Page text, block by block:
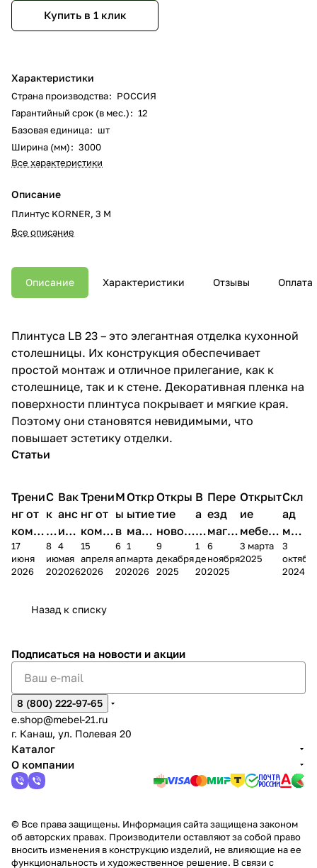
Купить в 1 клик
Характеристики
Страна производства: РОССИЯ
Гарантийный срок (в мес.): 12
Базовая единица: шт
Ширина (мм): 3000
Все характеристики
Описание
Плинтус KORNER, 3 М
Все описание
Описание Характеристики Отзывы Оплата
Плинтуса LB 23 – это элегантная отделка кухонной
столешницы. Их конструкция обеспечивает
простой монтаж и отличное прилегание, как к
столешнице, так и к стене. Декоративная пленка на
поверхности плинтуса покрывает и мягкие края.
Поэтому они становятся невидимыми, что
повышает эстетику отделки.
Статьи
Трени
нг от
комп
ании
Мело
17
июня
2026
С
к
и
д
к
2
8
июня
2026
Вак
анс
ия в
Чеб
окс
4
мая
2026
Трени
нг от
комп
ании
Мело
15
апреля
2026
М
ы
в
М
А
6
апреля
2026
Откр
ытие
мага
зина
в
1
марта
2026
Откры
тие
новог
о
магаз
9
декабря
2025
В
а
к
а
н
1
декабря
2025
Пере
езд
магаз
ина в
г.
6
ноября
2025
Открыт
ие
мебель
ного
салона
3 марта
2025
Скл
ад
меб
ели
пер
3
2024
Назад к списку
Подписаться на новости и акции
8 (800) 222-97-65
e.shop@mebel-21.ru
г. Канаш, ул. Полевая 20
Каталог
О компании
© Все права защищены. Информация сайта защищена законом
об авторских правах. Производители оставляют за собой право
вносить изменения в конструкцию изделий, не влияющие на ее
функциональность и художественное решение. В связи с